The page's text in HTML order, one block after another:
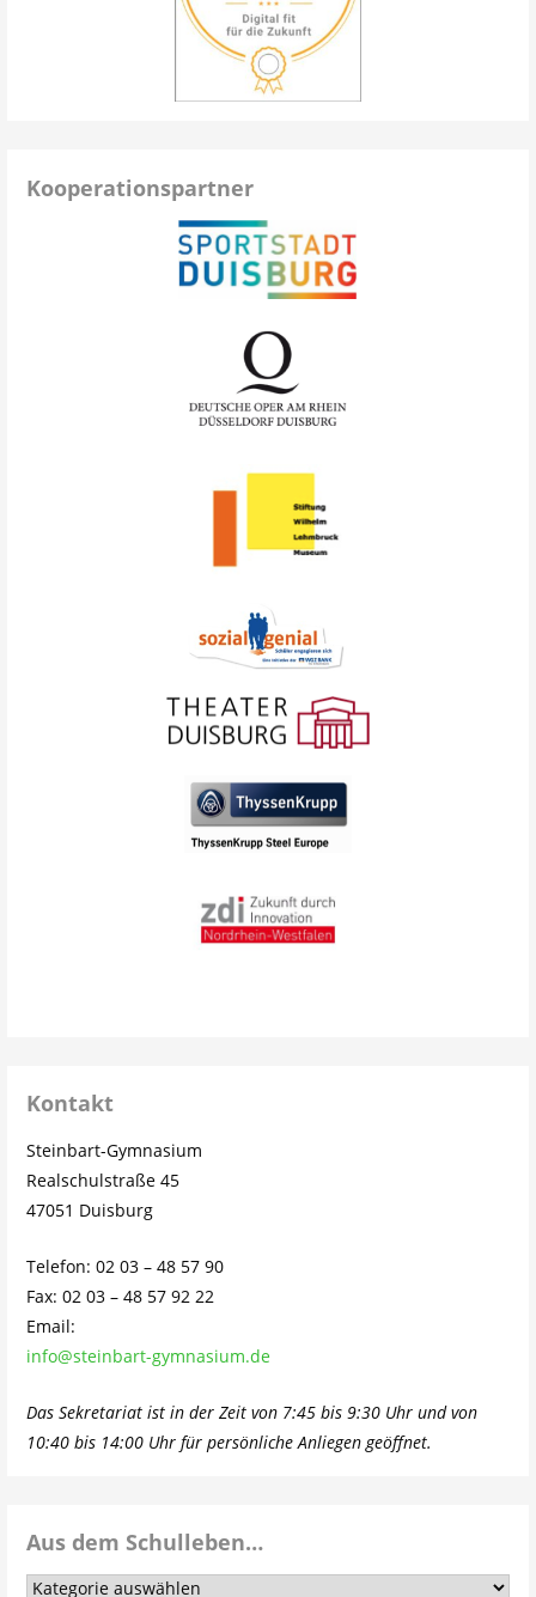
Kooperationspartner
Kontakt
Steinbart-Gymnasium
Realschulstraße 45
47051 Duisburg
Telefon: 02 03 – 48 57 90
Fax: 02 03 – 48 57 92 22
Email:
info@steinbart-gymnasium.de
Das Sekretariat ist in der Zeit von 7:45 bis 9:30 Uhr und von
10:40 bis 14:00 Uhr für persönliche Anliegen geöffnet.
Aus dem Schulleben…
Aus